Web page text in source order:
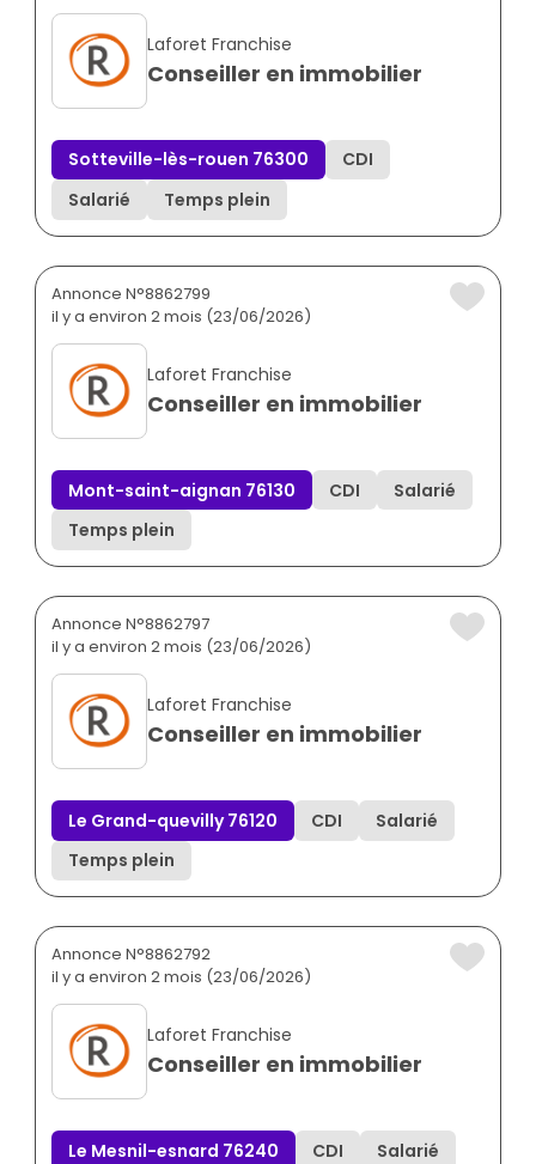
Laforet Franchise
Conseiller en immobilier
Sotteville-lès-rouen 76300
CDI
Salarié
Temps plein
Annonce N°8862799
il y a environ 2 mois (23/06/2026)
Laforet Franchise
Conseiller en immobilier
Mont-saint-aignan 76130 CDI
Salarié
Temps plein
Annonce N°8862797
il y a environ 2 mois (23/06/2026)
Laforet Franchise
Conseiller en immobilier
Le Grand-quevilly 76120 CDI
Salarié
Temps plein
Annonce N°8862792
il y a environ 2 mois (23/06/2026)
Laforet Franchise
Conseiller en immobilier
Le Mesnil-esnard 76240 CDI
Salarié